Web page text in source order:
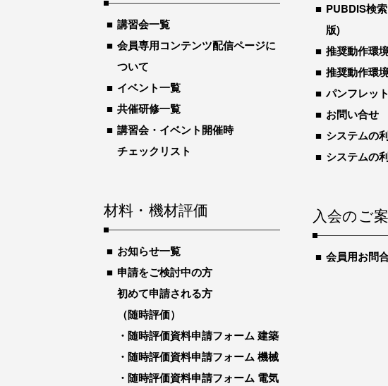
講習会一覧
会員専用コンテンツ配信ページに
ついて
イベント一覧
共催研修一覧
講習会・イベント開催時
チェックリスト
材料・機材評価
お知らせ一覧
申請をご検討中の方
初めて申請される方
（随時評価）
随時評価資料申請フォーム 建築
随時評価資料申請フォーム 機械
随時評価資料申請フォーム 電気
PUBDIS検
版)
推奨動作環
推奨動作環
パンフレット
お問い合せ
システムの
システムの
入会のご
会員用お問